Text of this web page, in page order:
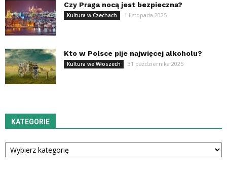
Czy Praga nocą jest bezpieczna?
Kultura w Czechach 1 listopada 2025
Kto w Polsce pije najwięcej alkoholu?
Kultura we Włoszech 31 października 2025
KATEGORIE
Kategorie